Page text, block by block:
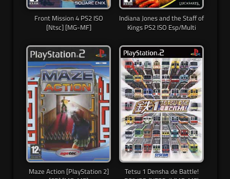
Front Mission 4 PS2 ISO
[Ntsc] [MG-MF]
Indiana Jones and the Staff of
Kings PS2 ISO Esp/Multi
Maze Action [PlayStation 2]
Tetsu 1 Densha de Battle!